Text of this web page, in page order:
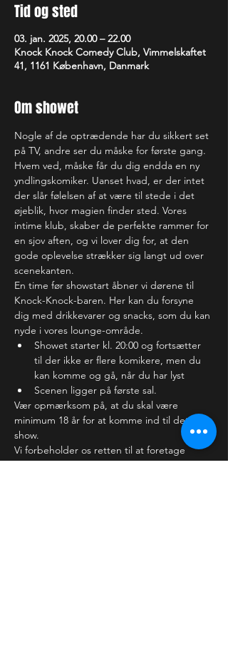
Tid og sted
03. jan. 2025, 20.00 – 22.00
Knock Knock Comedy Club, Vimmelskaftet
41, 1161 København, Danmark
Om showet
Nogle af de optrædende har du sikkert set
på TV, andre ser du måske for første gang.
Hvem ved, måske får du dig endda en ny
yndlingskomiker. Uanset hvad, er der intet
der slår følelsen af at være til stede i det
øjeblik, hvor magien finder sted. Vores
intime klub, skaber de perfekte rammer for
en sjov aften, og vi lover dig for, at den
gode oplevelse strækker sig langt ud over
scenekanten.
En time før showstart åbner vi dørene til
Knock-Knock-baren. Her kan du forsyne
dig med drikkevarer og snacks, som du kan
nyde i vores lounge-område.
Showet starter kl. 20:00 og fortsætter
til der ikke er flere komikere, men du
kan komme og gå, når du har lyst
Scenen ligger på første sal.
Vær opmærksom på, at du skal være
minimum 18 år for at komme ind til dette
show.
Vi forbeholder os retten til at foretage
ændringer…